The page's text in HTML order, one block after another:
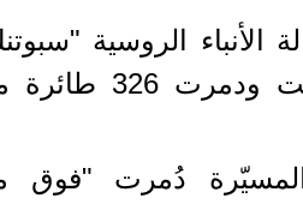
الأنباء الروسية
أنظمة الدفاع الجوي المناوبة
المسيّرة دُمرت "فوق